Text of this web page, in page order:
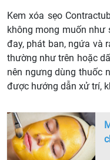
Kem xóa sẹo
không mong muốn như
đay, phát ban, ngứa và
thường như trên hoặc
nên ngưng dùng thuốc
được hướng dẫn xử trí,